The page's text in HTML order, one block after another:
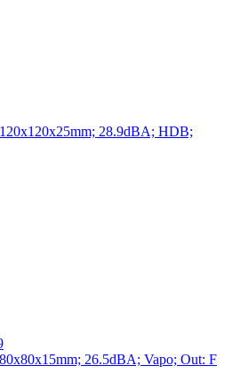
28.9dBA; HDB;
26.5dBA; Vapo; Out: F